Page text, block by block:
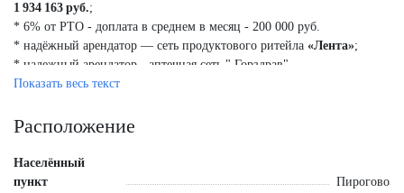
1 934 163 руб.;
* 6% от РТО - доплата в среднем в месяц - 200 000 руб.
* надёжный арендатор — сеть продуктового ритейла «Лента»;
* надежный арендатор - аптечная сеть " Горздрав".
* ул. Центральная, д. 93, деревня Пирогово, г. Мытищи.
* этажность помещения: 1;
* площадь: 664 кв. м;
Показать весь текст
Расположение
Населённый
пункт
Пирогово